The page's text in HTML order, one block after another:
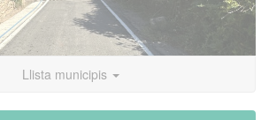
Llista municipis